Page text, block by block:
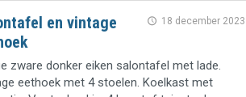
18 december 2023
en vintage
zware donker eiken salontafel met lade.
eethoek met 4 stoelen. Koelkast met